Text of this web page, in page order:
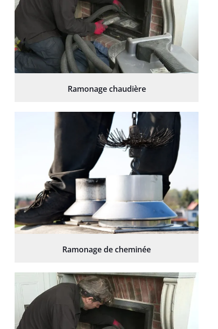
Ramonage chaudière
Ramonage de cheminée